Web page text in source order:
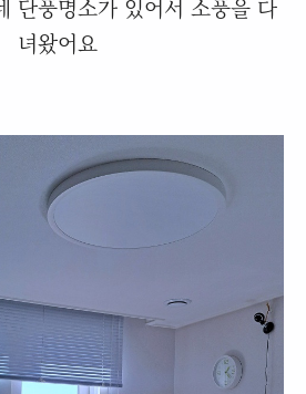
단풍명소가 있어서 소풍을 다
녀왔어요